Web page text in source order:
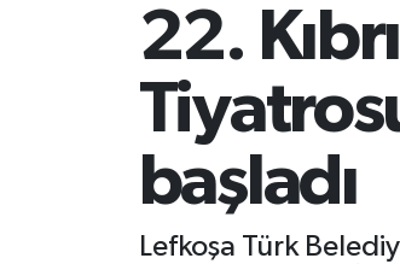
22.
başladı
Lefkoşa Türk
Son Dakika Haberleri